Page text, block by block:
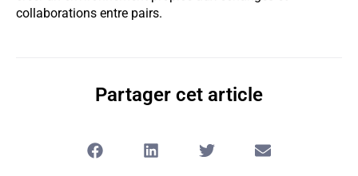
collaborations entre pairs.
Partager cet article